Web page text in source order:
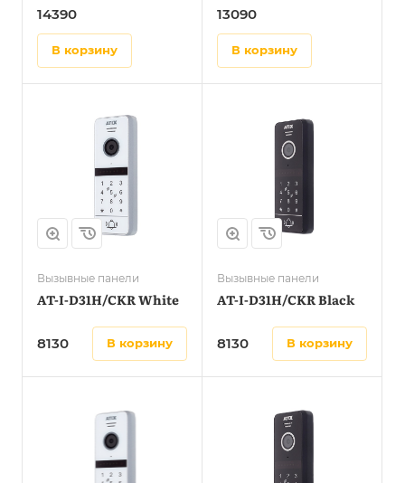
14390
в корзину
13090
в корзину
Вызывные панели
AT-I-D31H/CKR White
8130 в корзину
Вызывные панели
AT-I-D31H/CKR Black
8130 в корзину